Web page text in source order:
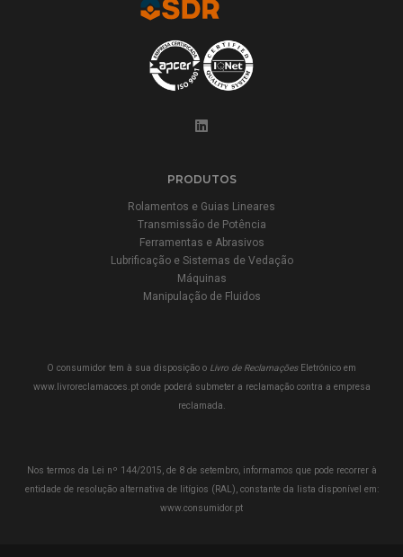
PRODUTOS
Rolamentos e Guias Lineares
Transmissão de Potência
Ferramentas e Abrasivos
Lubrificação e Sistemas de Vedação
Máquinas
Manipulação de Fluidos
O consumidor tem à sua disposição o Livro de ReclamaçõesEletrónico em
www.livroreclamacoes.ptonde poderá submeter a reclamação contra a empresa
reclamada.
Nos termos da Lei nº 144/2015, de 8 de setembro, informamos que pode recorrer à
entidade de resolução alternativa de litígios (RAL), constante da lista disponível em:
www.consumidor.pt